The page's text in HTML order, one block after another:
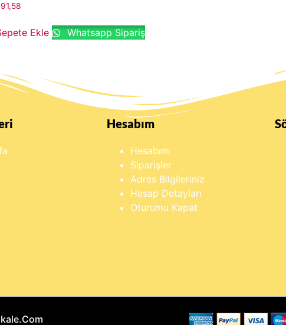
91,58
Ekle Whatsapp Sipariş
Hesabım
Hesabım
Siparişler
Adres Bilgileriniz
Hesap Detayları
Oturumu Kapat